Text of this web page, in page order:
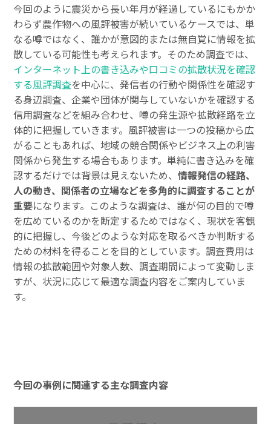
今回のように震災から長い年月が経過しているにもかか
わらず農作物への風評被害が続いているケースでは、単
なる噂ではなく、誰かが意図的または無自覚に情報を拡
散している可能性も考えられます。そのため調査では、
インターネット上の書き込みや口コミの拡散状況を確認
する風評調査を中心に、発信者の行動や関係性を確認す
る身辺調査、企業や団体が関与していないかを確認する
信用調査などを組み合わせ、噂の発生源や拡散経路を立
体的に把握していきます。風評被害は一つの投稿から広
がることもあれば、地域の競合関係やビジネス上の利害
関係から発生する場合もあります。単純に書き込みを確
認するだけでは背景は見えないため、情報発信の経路、
人の動き、関係者の立場などを多角的に調査することが
重要になります。このような調査は、誰が何の目的で噂
を広めているのかを断定するためではなく、現状を客観
的に把握し、今後どのような対応を取るべきか判断する
ための材料を得ることを目的としています。調査費用は
情報の拡散範囲や対象人数、調査期間によって変動しま
すが、状況に応じて最適な調査内容をご案内していま
す。
今回の事例に関連する主な調査内容